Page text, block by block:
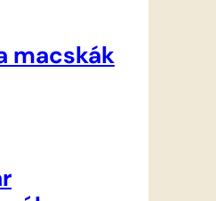
macskák